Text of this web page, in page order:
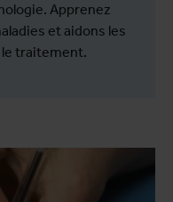
Apprenez
et aidons les
traitement.